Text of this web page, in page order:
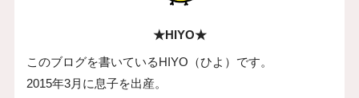
★HIYO★
このブログを書いているHIYO（ひよ）です。
2015年3月に息子を出産。